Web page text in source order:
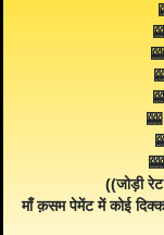
((जोड़ी
माँ क़सम पेमेंट में कोई